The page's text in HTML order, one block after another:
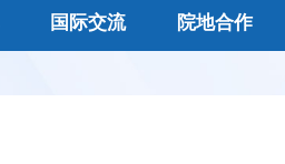
国际交流 院地合作